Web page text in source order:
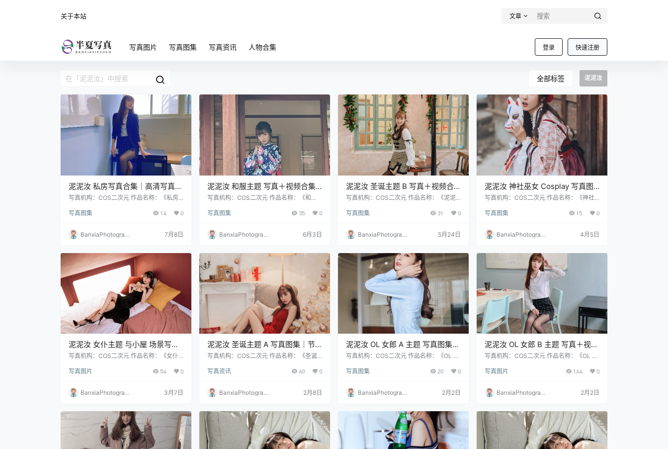
关于本站 文章
登录 快速注册
写真图片 写真图集 写真资讯 人物合集
全部标签 泥泥汝
泥泥汝 私房写真合集｜高清写真＋
视频资源（350P｜12V｜
写真机构：COS二次元 作品名称：《私房
｜12V 资源大小：844MB
写真图集 14 0
BanxiaPhotograp
7月8日
泥泥汝 和服主题 写真＋视频合集
｜日式传统风高清图集（440P｜
写真机构：COS二次元 作品名称：《和
26V 资源大小：1.36GB
写真图集 35 0
BanxiaPhotograp
6月3日
泥泥汝 圣诞主题 B 写真＋视频合
集｜大型节日主题图集（460P｜
写真机构：COS二次元 作品名称：《泥泥
量：460P｜19V 资源大小：1.25GB
写真图集 31 0
BanxiaPhotograp
5月24日
泥泥汝 神社巫女 Cosplay 写真图
集｜日系风格高清摄影（30P｜
写真机构：COS二次元 作品名称：《神社
资源大小：137MB
写真图集 15 0
BanxiaPhotograp
4月5日
泥泥汝 女仆主题 与小屋 场景写真
｜Cosplay 写真＋视频合集（218P
写真机构：COS二次元 作品名称：《女仆
｜14V 资源大小：339MB
写真图片 54 0
BanxiaPhotograp
3月7日
泥泥汝 圣诞主题 A 写真图集｜节
日风格高清摄影（50P｜192MB）
写真机构：COS二次元 作品名称：《圣诞
张 资源大小：192MB
写真资讯 60 0
BanxiaPhotograp
2月8日
泥泥汝 OL 女郎 A 主题 写真图集｜
职业风高清摄影（31P｜155MB）
写真机构：COS二次元 作品名称：《OL 女
资源大小：155MB
写真图集 20 0
BanxiaPhotograp
2月2日
泥泥汝 OL 女郎 B 主题 写真＋视频
合集｜高人气职业风作品（350P
写真机构：COS二次元 作品名称：《OL 女
｜12V 资源大小：840MB
写真图片 164 0
BanxiaPhotograp
2月2日